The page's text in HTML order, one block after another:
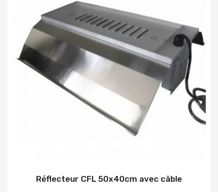
Réflecteur CFL 50x40cm avec câble